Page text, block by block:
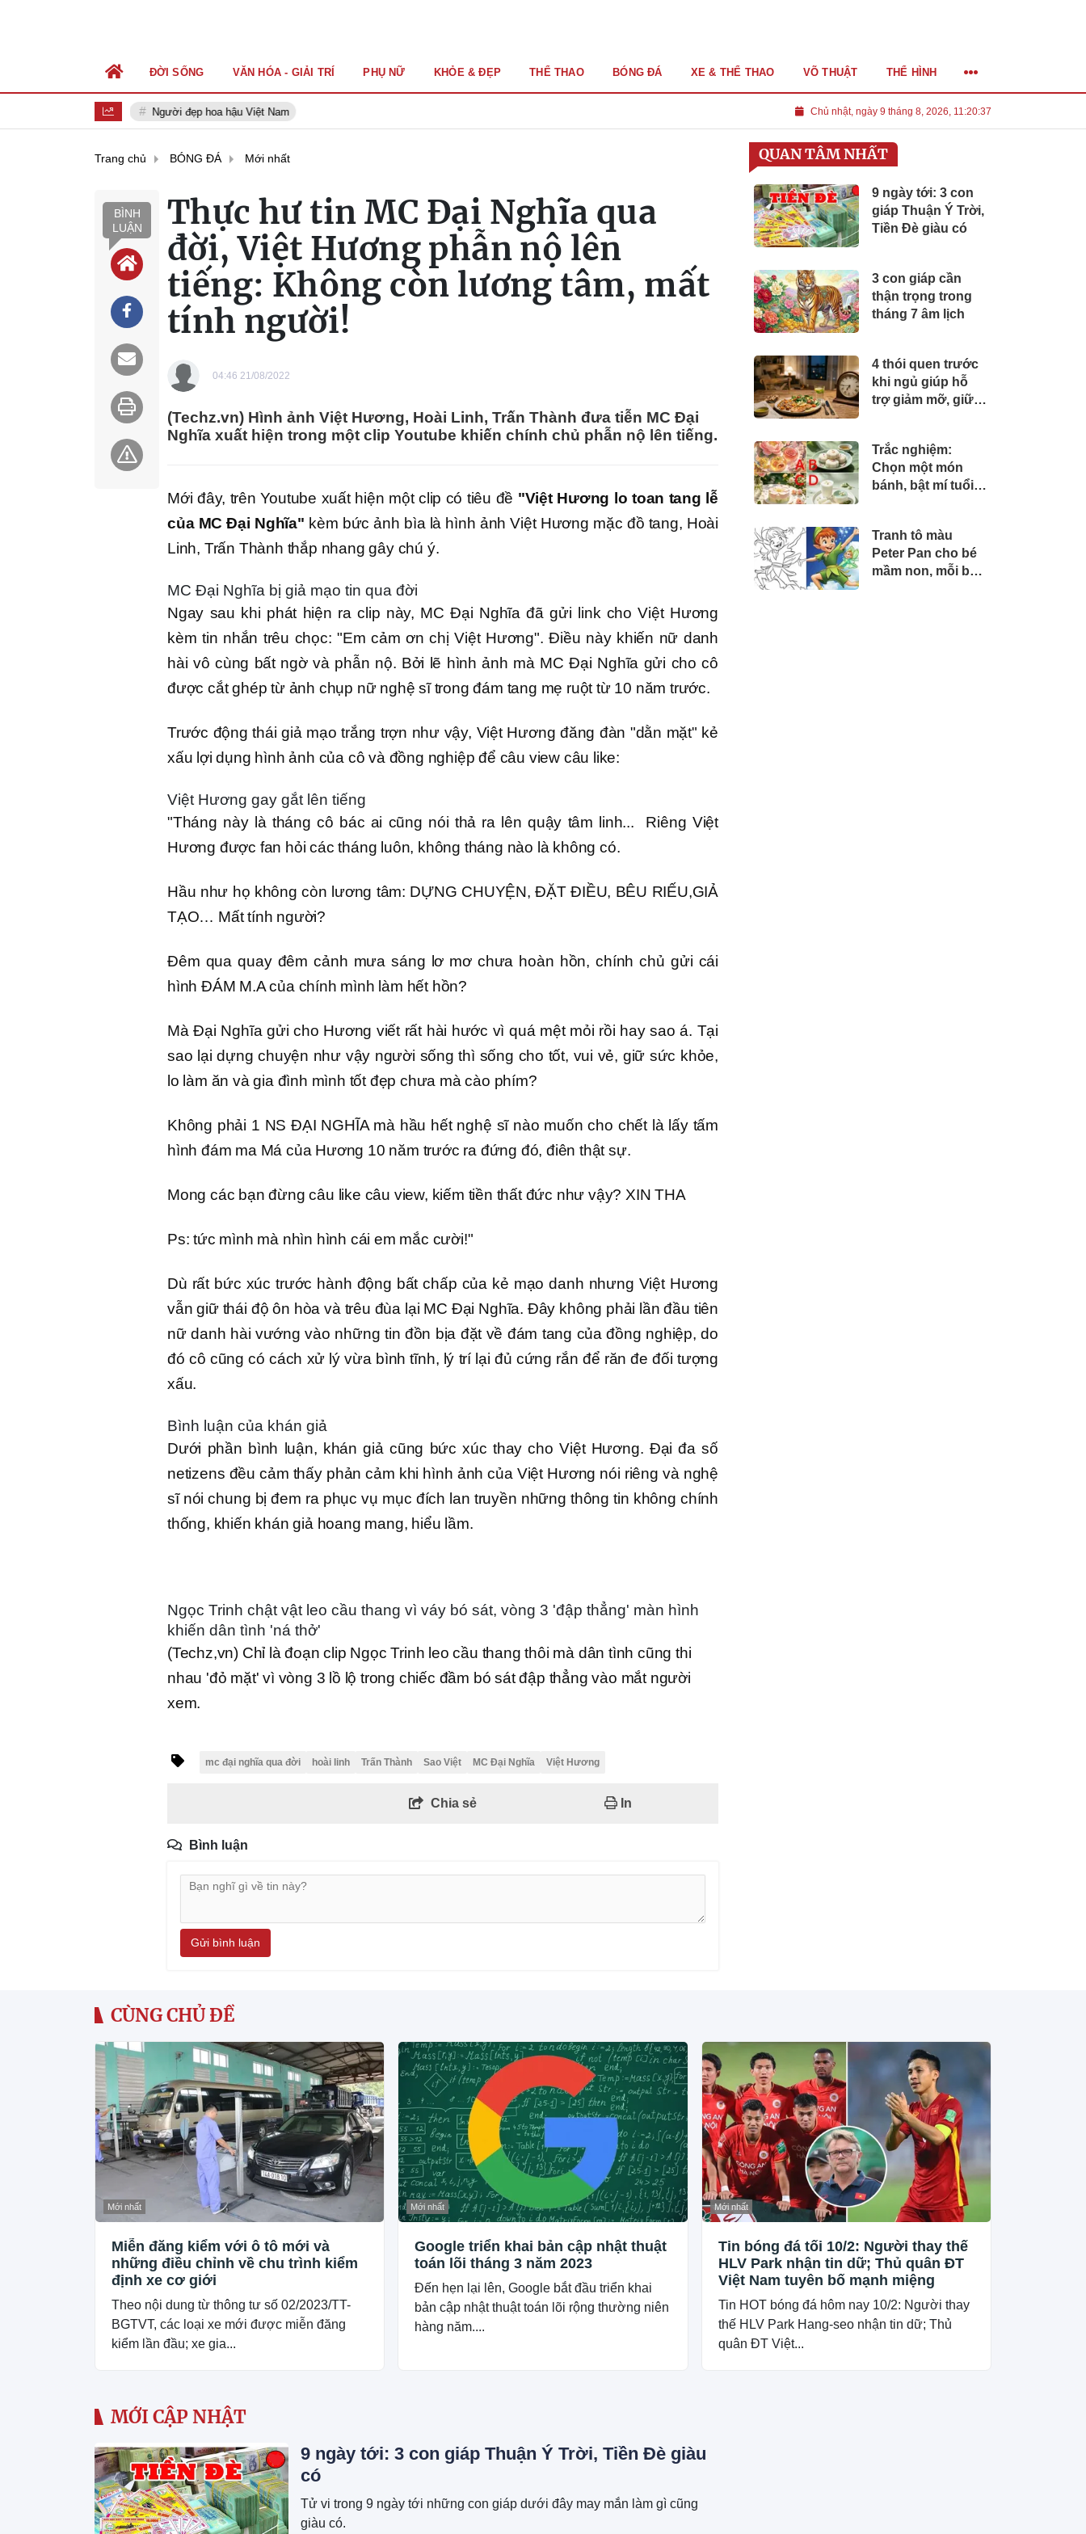
Người đẹp hoa hậu Việt Nam Chủ nhật, ngày 9 tháng 8, 2026, 11:20:38
ĐỜI SỐNG VĂN HÓA - GIẢI TRÍ PHỤ NỮ KHỎE & ĐẸP THỂ THAO BÓNG ĐÁ XE & THỂ THAO VÕ THUẬT THỂ HÌNH
Trang chủ BÓNG ĐÁ Mới nhất
BÌNH
LUẬN
Thực hư tin MC Đại Nghĩa qua
đời, Việt Hương phẫn nộ lên
tiếng: Không còn lương tâm, mất
tính người!
04:46 21/08/2022
(Techz.vn) Hình ảnh Việt Hương, Hoài Linh, Trấn Thành đưa tiễn MC Đại
Nghĩa xuất hiện trong một clip Youtube khiến chính chủ phẫn nộ lên tiếng.
Mới đây, trên Youtube xuất hiện một clip có tiêu đề "Việt Hương lo toan tang lễ
của MC Đại Nghĩa" kèm bức ảnh bìa là hình ảnh Việt Hương mặc đồ tang, Hoài
Linh, Trấn Thành thắp nhang gây chú ý.
MC Đại Nghĩa bị giả mạo tin qua đời
Ngay sau khi phát hiện ra clip này, MC Đại Nghĩa đã gửi link cho Việt Hương
kèm tin nhắn trêu chọc: "Em cảm ơn chị Việt Hương". Điều này khiến nữ danh
hài vô cùng bất ngờ và phẫn nộ. Bởi lẽ hình ảnh mà MC Đại Nghĩa gửi cho cô
được cắt ghép từ ảnh chụp nữ nghệ sĩ trong đám tang mẹ ruột từ 10 năm trước.
Trước động thái giả mạo trắng trợn như vậy, Việt Hương đăng đàn "dằn mặt" kẻ
xấu lợi dụng hình ảnh của cô và đồng nghiệp để câu view câu like:
Việt Hương gay gắt lên tiếng
"Tháng này là tháng cô bác ai cũng nói thả ra lên quậy tâm linh... Riêng Việt
Hương được fan hỏi các tháng luôn, không tháng nào là không có.
Hầu như họ không còn lương tâm: DỰNG CHUYỆN, ĐẶT ĐIỀU, BÊU RIẾU,GIẢ
TẠO… Mất tính người?
Đêm qua quay đêm cảnh mưa sáng lơ mơ chưa hoàn hồn, chính chủ gửi cái
hình ĐÁM M.A của chính mình làm hết hồn?
Mà Đại Nghĩa gửi cho Hương viết rất hài hước vì quá mệt mỏi rồi hay sao á. Tại
sao lại dựng chuyện như vậy người sống thì sống cho tốt, vui vẻ, giữ sức khỏe,
lo làm ăn và gia đình mình tốt đẹp chưa mà cào phím?
Không phải 1 NS ĐẠI NGHĨA mà hầu hết nghệ sĩ nào muốn cho chết là lấy tấm
hình đám ma Má của Hương 10 năm trước ra đứng đó, điên thật sự.
Mong các bạn đừng câu like câu view, kiếm tiền thất đức như vậy? XIN THA
Ps: tức mình mà nhìn hình cái em mắc cười!"
Dù rất bức xúc trước hành động bất chấp của kẻ mạo danh nhưng Việt Hương
vẫn giữ thái độ ôn hòa và trêu đùa lại MC Đại Nghĩa. Đây không phải lần đầu tiên
nữ danh hài vướng vào những tin đồn bịa đặt về đám tang của đồng nghiệp, do
đó cô cũng có cách xử lý vừa bình tĩnh, lý trí lại đủ cứng rắn để răn đe đối tượng
xấu.
Bình luận của khán giả
Dưới phần bình luận, khán giả cũng bức xúc thay cho Việt Hương. Đại đa số
netizens đều cảm thấy phản cảm khi hình ảnh của Việt Hương nói riêng và nghệ
sĩ nói chung bị đem ra phục vụ mục đích lan truyền những thông tin không chính
thống, khiến khán giả hoang mang, hiểu lầm.
Ngọc Trinh chật vật leo cầu thang vì váy bó sát, vòng 3 'đập thẳng' màn hình
khiến dân tình 'ná thở'
(Techz,vn) Chỉ là đoạn clip Ngọc Trinh leo cầu thang thôi mà dân tình cũng thi
nhau 'đỏ mặt' vì vòng 3 lồ lộ trong chiếc đầm bó sát đập thẳng vào mắt người
xem.
mc đại nghĩa qua đời hoài linh Trấn Thành Sao Việt MC Đại Nghĩa Việt Hương
Chia sẻ In
Bình luận
Gửi bình luận
QUAN TÂM NHẤT
9 ngày tới: 3 con
giáp Thuận Ý Trời,
Tiền Đè giàu có
3 con giáp cần
thận trọng trong
tháng 7 âm lịch
4 thói quen trước
khi ngủ giúp hỗ
trợ giảm mỡ, giữ
Trắc nghiệm:
Chọn một món
bánh, bật mí tuổi
người bên cạnh
Tranh tô màu
Peter Pan cho bé
mầm non, mỗi bức
CÙNG CHỦ ĐỀ
Mới nhất
Miễn đăng kiểm với ô tô mới và
những điều chỉnh về chu trình kiểm
định xe cơ giới
Theo nội dung từ thông tư số 02/2023/TT-
BGTVT, các loại xe mới được miễn đăng
kiểm lần đầu; xe gia...
Mới nhất
Google triển khai bản cập nhật thuật
toán lõi tháng 3 năm 2023
Đến hẹn lại lên, Google bắt đầu triển khai
bản cập nhật thuật toán lõi rộng thường niên
hàng năm....
Mới nhất
Tin bóng đá tối 10/2: Người thay thế
HLV Park nhận tin dữ; Thủ quân ĐT
Việt Nam tuyên bố mạnh miệng
Tin HOT bóng đá hôm nay 10/2: Người thay
thế HLV Park Hang-seo nhận tin dữ; Thủ
quân ĐT Việt...
MỚI CẬP NHẬT
9 ngày tới: 3 con giáp Thuận Ý Trời, Tiền Đè giàu
có
Tử vi trong 9 ngày tới những con giáp dưới đây may mắn làm gì cũng
giàu có.